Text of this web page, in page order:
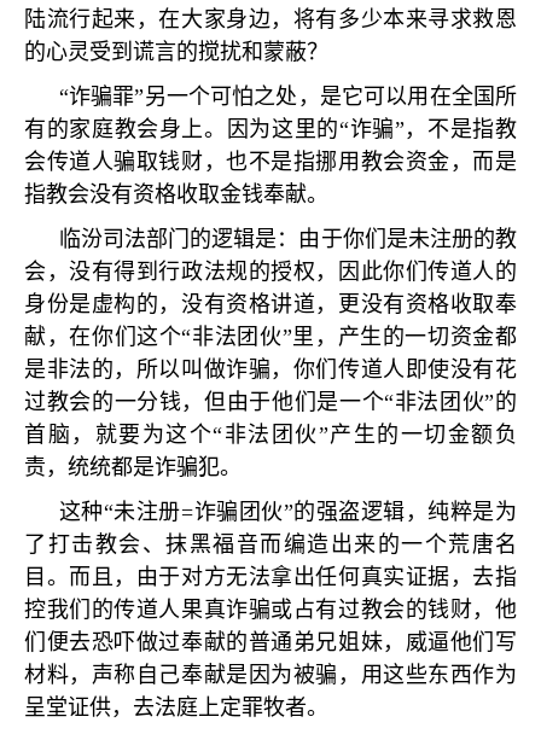
陆流行起来，在大家身边，将有多少本来寻求救恩
的心灵受到谎言的搅扰和蒙蔽？
“诈骗罪”另一个可怕之处，是它可以用在全国所
有的家庭教会身上。因为这里的“诈骗” ，不是指教
会传道人骗取钱财，也不是指挪用教会资金，而是
指教会没有资格收取金钱奉献。
临汾司法部门的逻辑是：由于你们是未注册的教
会，没有得到行政法规的授权，因此你们传道人的
身份是虚构的，没有资格讲道，更没有资格收取奉
献，在你们这个“非法团伙”里，产生的一切资金都
是非法的，所以叫做诈骗，你们传道人即使没有花
过教会的一分钱，但由于他们是一个“非法团伙” 的
首脑，就要为这个“非法团伙”产生的一切金额负
责，统统都是诈骗犯。
这种“未注册=诈骗团伙”的强盗逻辑，纯粹是为
了打击教会、抹黑福音而编造出来的一个荒唐名
目。而且，由于对方无法拿出任何真实证据，去指
控我们的传道人果真诈骗或占有过教会的钱财，他
们便去恐吓做过奉献的普通弟兄姐妹，威逼他们写
材料，声称自己奉献是因为被骗，用这些东西作为
呈堂证供，去法庭上定罪牧者。